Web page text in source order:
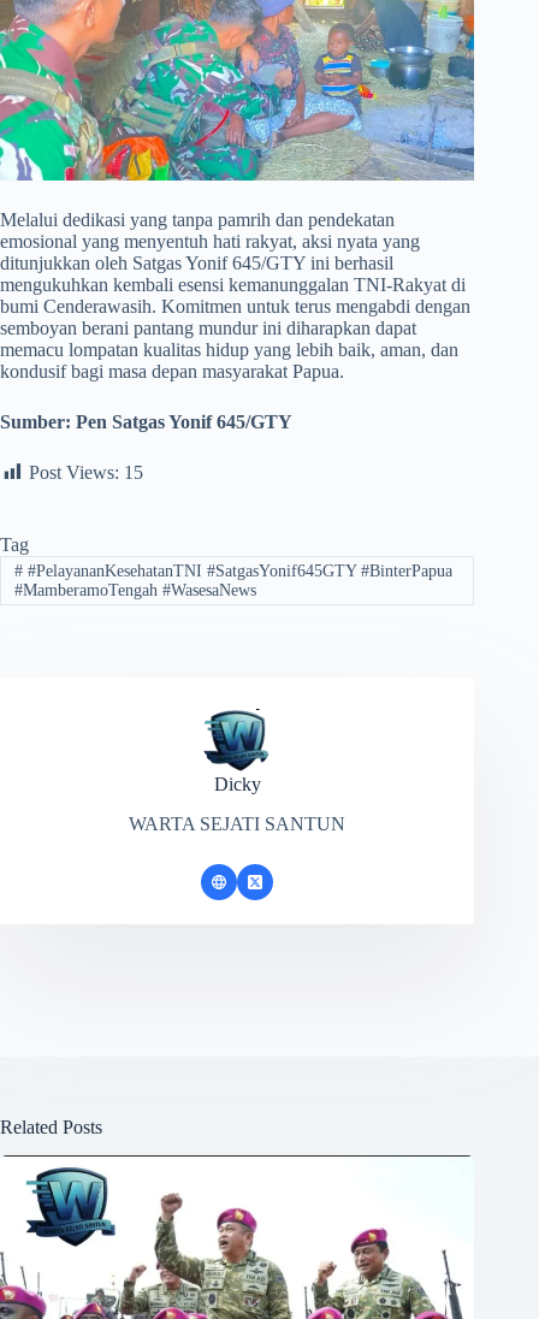
​Melalui dedikasi yang tanpa pamrih dan pendekatan
emosional yang menyentuh hati rakyat, aksi nyata yang
ditunjukkan oleh Satgas Yonif 645/GTY ini berhasil
mengukuhkan kembali esensi kemanunggalan TNI-Rakyat di
bumi Cenderawasih. Komitmen untuk terus mengabdi dengan
semboyan berani pantang mundur ini diharapkan dapat
memacu lompatan kualitas hidup yang lebih baik, aman, dan
kondusif bagi masa depan masyarakat Papua.
Sumber: Pen Satgas Yonif 645/GTY
Post Views: 15
Tag
##PelayananKesehatanTNI #SatgasYonif645GTY #BinterPapua
#MamberamoTengah #WasesaNews
Dicky
WARTA SEJATI SANTUN
Related Posts